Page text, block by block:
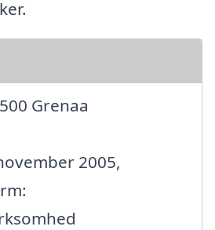
Grenaa
2005,